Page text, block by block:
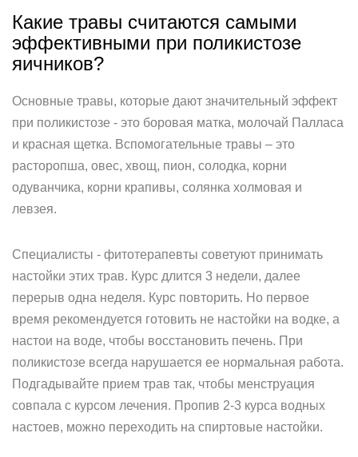
Какие травы считаются самыми
эффективными при поликистозе
яичников?
Основные травы, которые дают значительный эффект
при поликистозе - это боровая матка, молочай Палласа
и красная щетка. Вспомогательные травы – это
расторопша, овес, хвощ, пион, солодка, корни
одуванчика, корни крапивы, солянка холмовая и
левзея.
Специалисты - фитотерапевты советуют принимать
настойки этих трав. Курс длится 3 недели, далее
перерыв одна неделя. Курс повторить. Но первое
время рекомендуется готовить не настойки на водке, а
настои на воде, чтобы восстановить печень. При
поликистозе всегда нарушается ее нормальная работа.
Подгадывайте прием трав так, чтобы менструация
совпала с курсом лечения. Пропив 2-3 курса водных
настоев, можно переходить на спиртовые настойки.